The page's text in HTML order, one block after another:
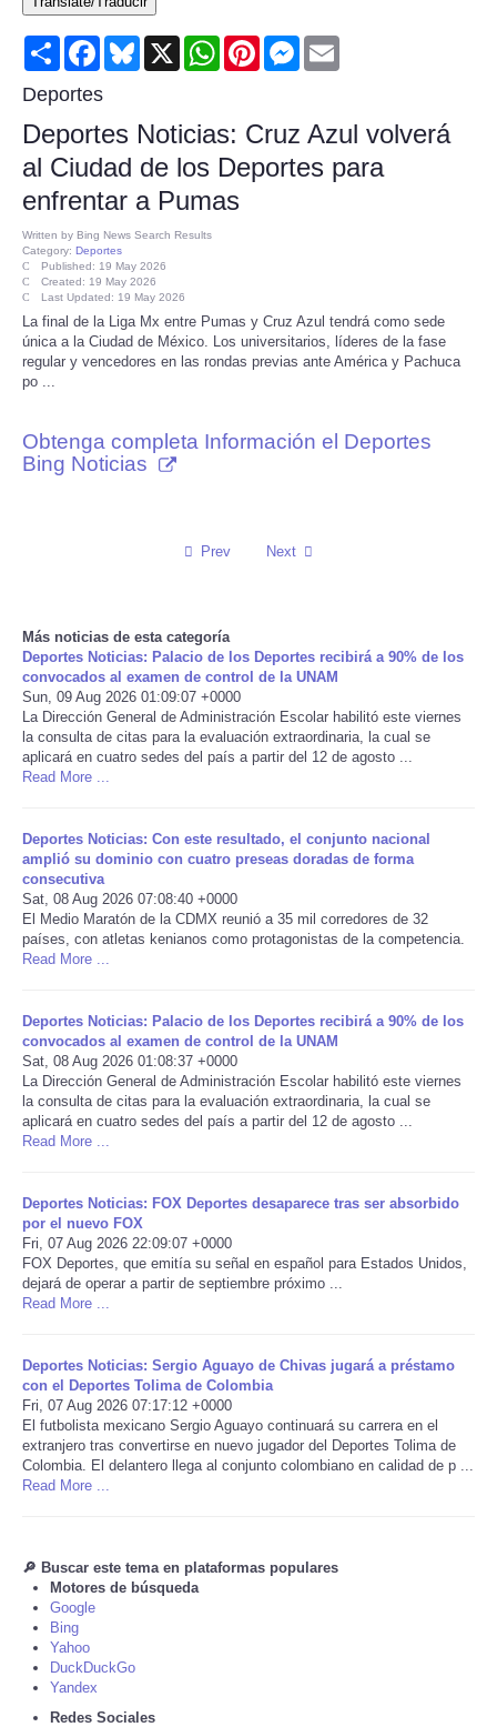
Consumer
Consumer Affairs Recalls
Food & Drug Recalls
Product Safety News
Entertainment
Health
Pets
Press Releases
Social
Sports
Technology
USA
World
Portada de Noticias
America Latina
Ciencia
Deportes
EEUU
Especiales
Internacionales
Negocios
Salud
Tiempo
CATEGORIES
Share FacebookBluesky
X WhatsAppPinterestMessenger
Deportes
Deportes Noticias: Cruz Azul volverá
al Ciudad de los Deportes para
enfrentar a Pumas
Written by Bing News Search Results
Category: Deportes
Published: 19 May 2026
Created: 19 May 2026
Last Updated: 19 May 2026
La final de la Liga Mx entre Pumas y Cruz Azul tendrá como sede
única a la Ciudad de México. Los universitarios, líderes de la fase
regular y vencedores en las rondas previas ante América y Pachuca
po ...
Obtenga completa Información el Deportes
Bing Noticias
Prev Next
Más noticias de esta categoría
Deportes Noticias: Palacio de los Deportes recibirá a 90% de los
convocados al examen de control de la UNAM
Sun, 09 Aug 2026 01:09:07 +0000
La Dirección General de Administración Escolar habilitó este viernes
la consulta de citas para la evaluación extraordinaria, la cual se
aplicará en cuatro sedes del país a partir del 12 de agosto ...
Read More ...
Deportes Noticias: Con este resultado, el conjunto nacional
amplió su dominio con cuatro preseas doradas de forma
consecutiva
Sat, 08 Aug 2026 07:08:40 +0000
El Medio Maratón de la CDMX reunió a 35 mil corredores de 32
países, con atletas kenianos como protagonistas de la competencia.
Read More ...
Deportes Noticias: Palacio de los Deportes recibirá a 90% de los
convocados al examen de control de la UNAM
Sat, 08 Aug 2026 01:08:37 +0000
La Dirección General de Administración Escolar habilitó este viernes
la consulta de citas para la evaluación extraordinaria, la cual se
aplicará en cuatro sedes del país a partir del 12 de agosto ...
Read More ...
Deportes Noticias: FOX Deportes desaparece tras ser absorbido
por el nuevo FOX
Fri, 07 Aug 2026 22:09:07 +0000
FOX Deportes, que emitía su señal en español para Estados Unidos,
dejará de operar a partir de septiembre próximo ...
Read More ...
Deportes Noticias: Sergio Aguayo de Chivas jugará a préstamo
con el Deportes Tolima de Colombia
Fri, 07 Aug 2026 07:17:12 +0000
El futbolista mexicano Sergio Aguayo continuará su carrera en el
extranjero tras convertirse en nuevo jugador del Deportes Tolima de
Colombia. El delantero llega al conjunto colombiano en calidad de p ...
Read More ...
🔎 Buscar este tema en plataformas populares
Motores de búsqueda
Google
Bing
Yahoo
DuckDuckGo
Yandex
Redes Sociales